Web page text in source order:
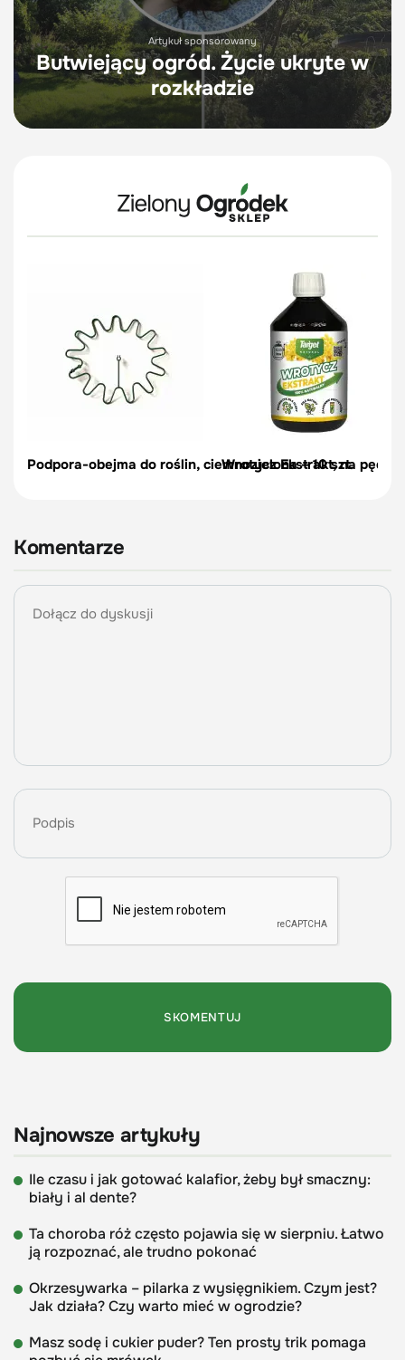
Artykuł sponsorowany
Butwiejący ogród. Życie ukryte w
rozkładzie
Podpora-obejma do roślin, ciemnozielona – 10 szt.
Wrotycz Ekstrakt, na
Komentarze
Najnowsze artykuły
Ile czasu i jak gotować kalafior, żeby był smaczny:
biały i al dente?
Ta choroba róż często pojawia się w sierpniu. Łatwo
ją rozpoznać, ale trudno pokonać
Okrzesywarka – pilarka z wysięgnikiem. Czym jest?
Jak działa? Czy warto mieć w ogrodzie?
Masz sodę i cukier puder? Ten prosty trik pomaga